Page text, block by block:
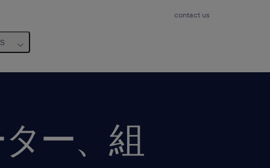
contact us
ー、組